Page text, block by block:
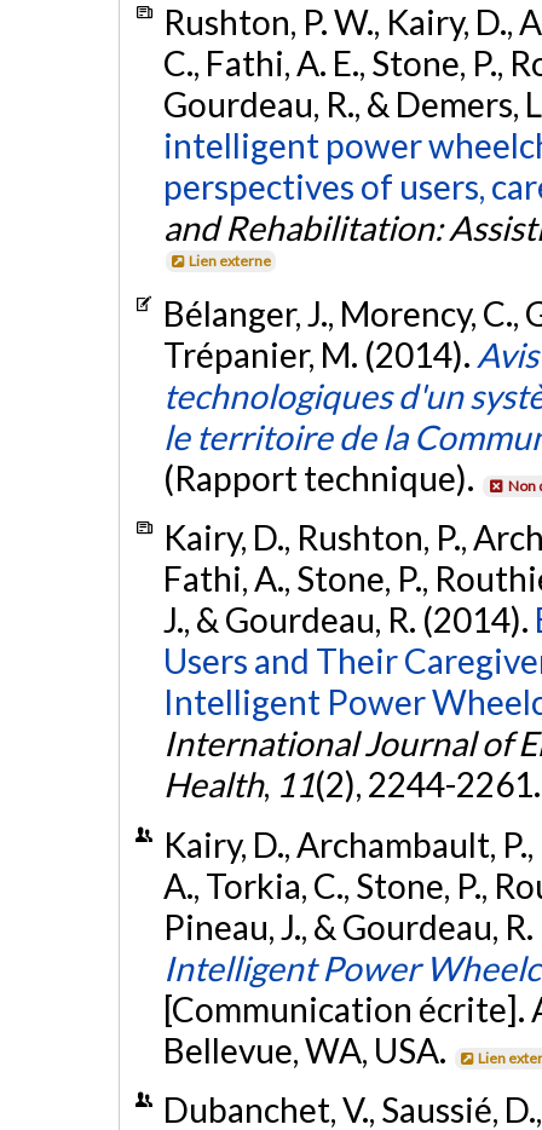
Rushton, P. W., Kairy, D.,
C., Fathi, A. E., Stone, P.,
Gourdeau, R., & Demers,
intelligent power
perspectives of users,
and Rehabilitation:
Lien externe
Bélanger, J., Morency, C.,
Trépanier, M. (2014).
technologiques d'un
le territoire de la
(Rapport technique).
Non
Kairy, D., Rushton, P.,
Fathi, A., Stone, P.,
J., & Gourdeau, R. (2014).
Users and Their
Intelligent Power
International Journal of
Health, 11(2), 2244-
Kairy, D., Archambault,
A., Torkia, C., Stone, P.,
Pineau, J., & Gourdeau,
Intelligent Power
[Communication écrite].
Bellevue, WA, USA.
Lien
Dubanchet, V., Saussié,